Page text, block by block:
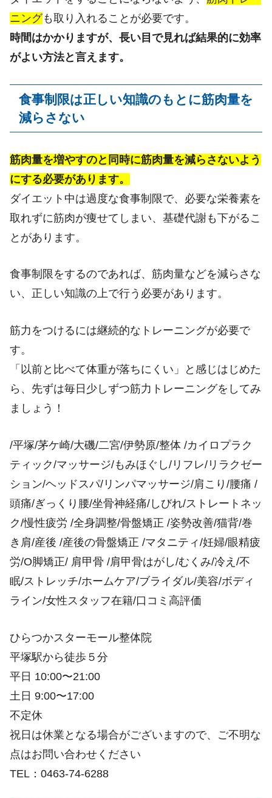
ニングも取り入れることが必要です。
時間はかかりますが、長い目で見れば結果的に効率
がよい方法と言えます。
食事制限は正しい知識のもとに筋肉量を
減らさない
筋肉量を増やすのと同時に筋肉量を減らさないよう
にする必要があります。
ダイエット中は過度な食事制限で、必要な栄養素を
取れずに筋肉が痩せてしまい、基礎代謝も下がるこ
とがあります。
食事制限をするのであれば、筋肉量などを減らさな
い、正しい知識の上で行う必要があります。
筋力をつけるには継続的なトレーニングが必要で
す。
「以前と比べて体重が落ちにくい」と感じはじめた
ら、先ずは毎日少しずつ筋力トレーニングをしてみ
ましょう！
/平塚/茅ケ崎/大磯/二宮/伊勢原/整体 /カイロプラク
ティック/マッサージ/もみほぐし/リフレ/リラクゼー
ション/ヘッドスパ/リンパマッサージ/肩こり/腰痛 /
頭痛/ぎっくり腰/坐骨神経痛/しびれ/ストレートネッ
ク/慢性疲労 /全身調整/骨盤矯正 /姿勢改善/猫背/巻
き肩/産後 /産後の骨盤矯正 /マタニティ/妊婦/眼精疲
労/O脚矯正/ 肩甲骨 /肩甲骨はがし/むくみ/冷え/不
眠/ストレッチ/ホームケア/ブライダル/美容/ボディ
ライン/女性スタッフ在籍/口コミ高評価
ひらつかスターモール整体院
平塚駅から徒歩５分
平日 10:00〜21:00
土日 9:00〜17:00
不定休
祝日は休業となる場合がございますので、ご不明な
点はお問い合わせください
TEL：0463-74-6288